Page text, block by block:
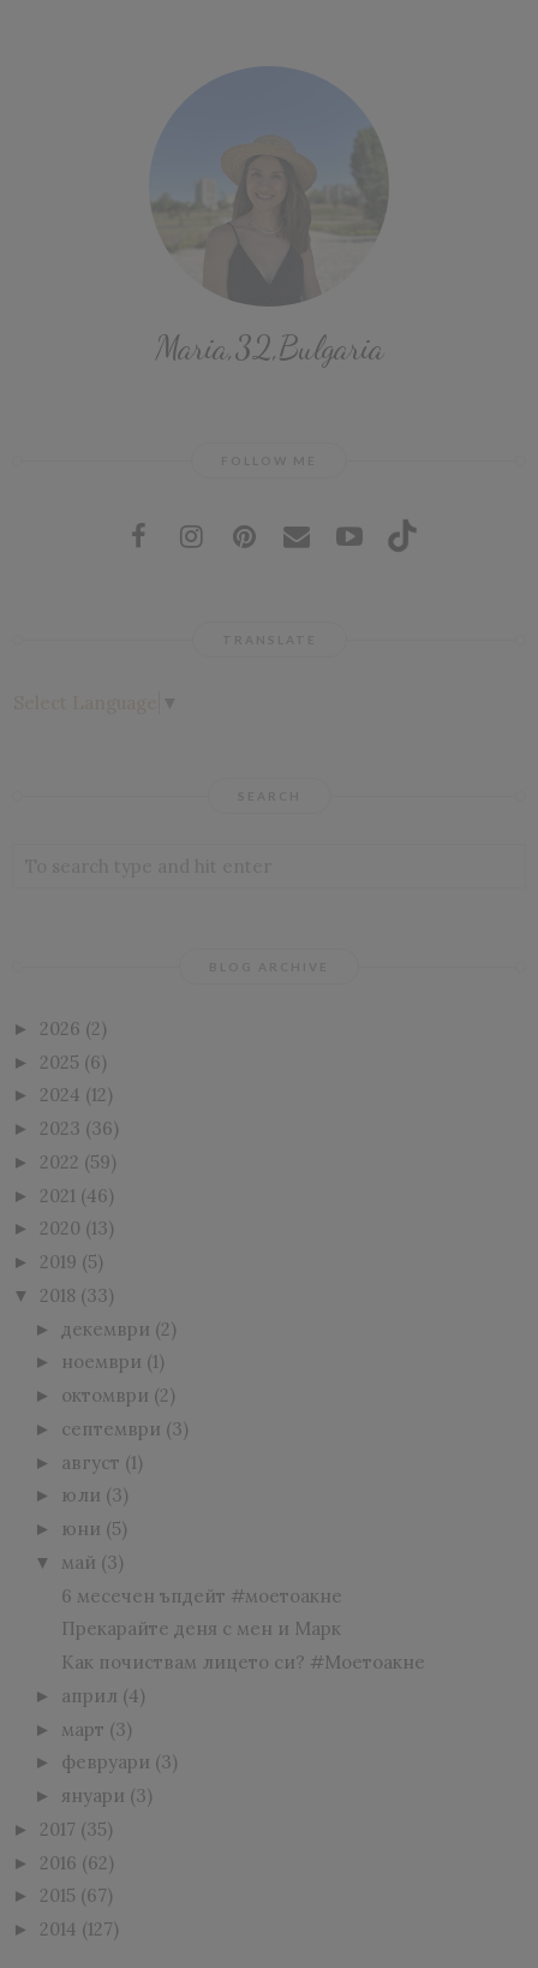
Maria,32,Bulgaria
► 2026 (2)
► 2025 (6)
► 2024 (12)
► 2023 (36)
► 2022 (59)
► 2021 (46)
► 2020 (13)
► 2019 (5)
▼ 2018 (33)
► декември (2)
► ноември (1)
► октомври (2)
► септември (3)
► август (1)
► юли (3)
► юни (5)
▼ май (3)
6 месечен ъпдейт #моетоакне
Прекарайте деня с мен и Марк
Как почиствам лицето си? #Моетоакне
► април (4)
► март (3)
► февруари (3)
► януари (3)
► 2017 (35)
► 2016 (62)
► 2015 (67)
► 2014 (127)